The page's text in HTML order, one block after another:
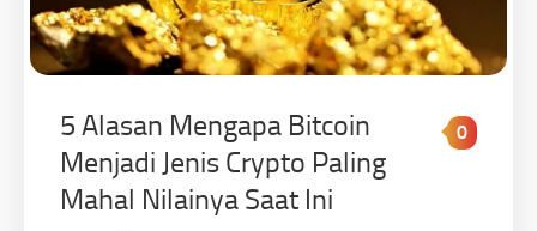
5 Alasan Mengapa Bitcoin
Menjadi Jenis Crypto Paling
Mahal Nilainya Saat Ini
0